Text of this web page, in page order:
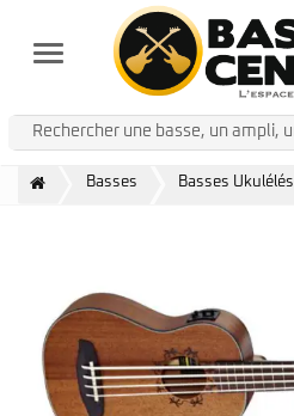
Menu
Basses Basses Ukulélés